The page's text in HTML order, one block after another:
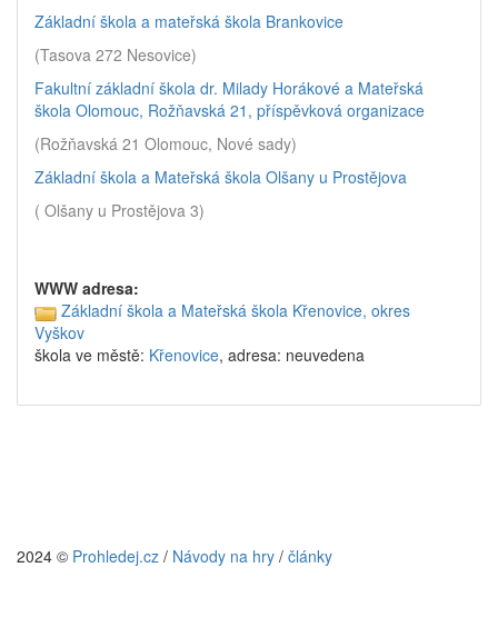
Základní škola a mateřská škola Brankovice
(Tasova 272 Nesovice)
Fakultní základní škola dr. Milady Horákové a Mateřská
škola Olomouc, Rožňavská 21, příspěvková organizace
(Rožňavská 21 Olomouc, Nové sady)
Základní škola a Mateřská škola Olšany u Prostějova
( Olšany u Prostějova 3)
WWW adresa:
Základní škola a Mateřská škola Křenovice, okres
Vyškov
škola ve městě: Křenovice, adresa: neuvedena
2024 © Prohledej.cz / Návody na hry / články